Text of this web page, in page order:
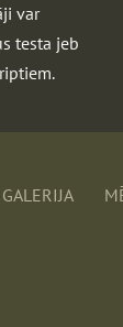
var
testa jeb
GALERIJA